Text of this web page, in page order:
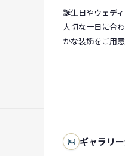
誕生日やウェデ
大切な一日に合
かな装飾をご用
ギャラリ